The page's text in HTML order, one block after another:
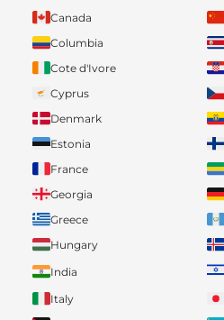
Canada
Columbia
Cote d'Ivore
Cyprus
Denmark
Estonia
France
Georgia
Greece
Hungary
India
Italy